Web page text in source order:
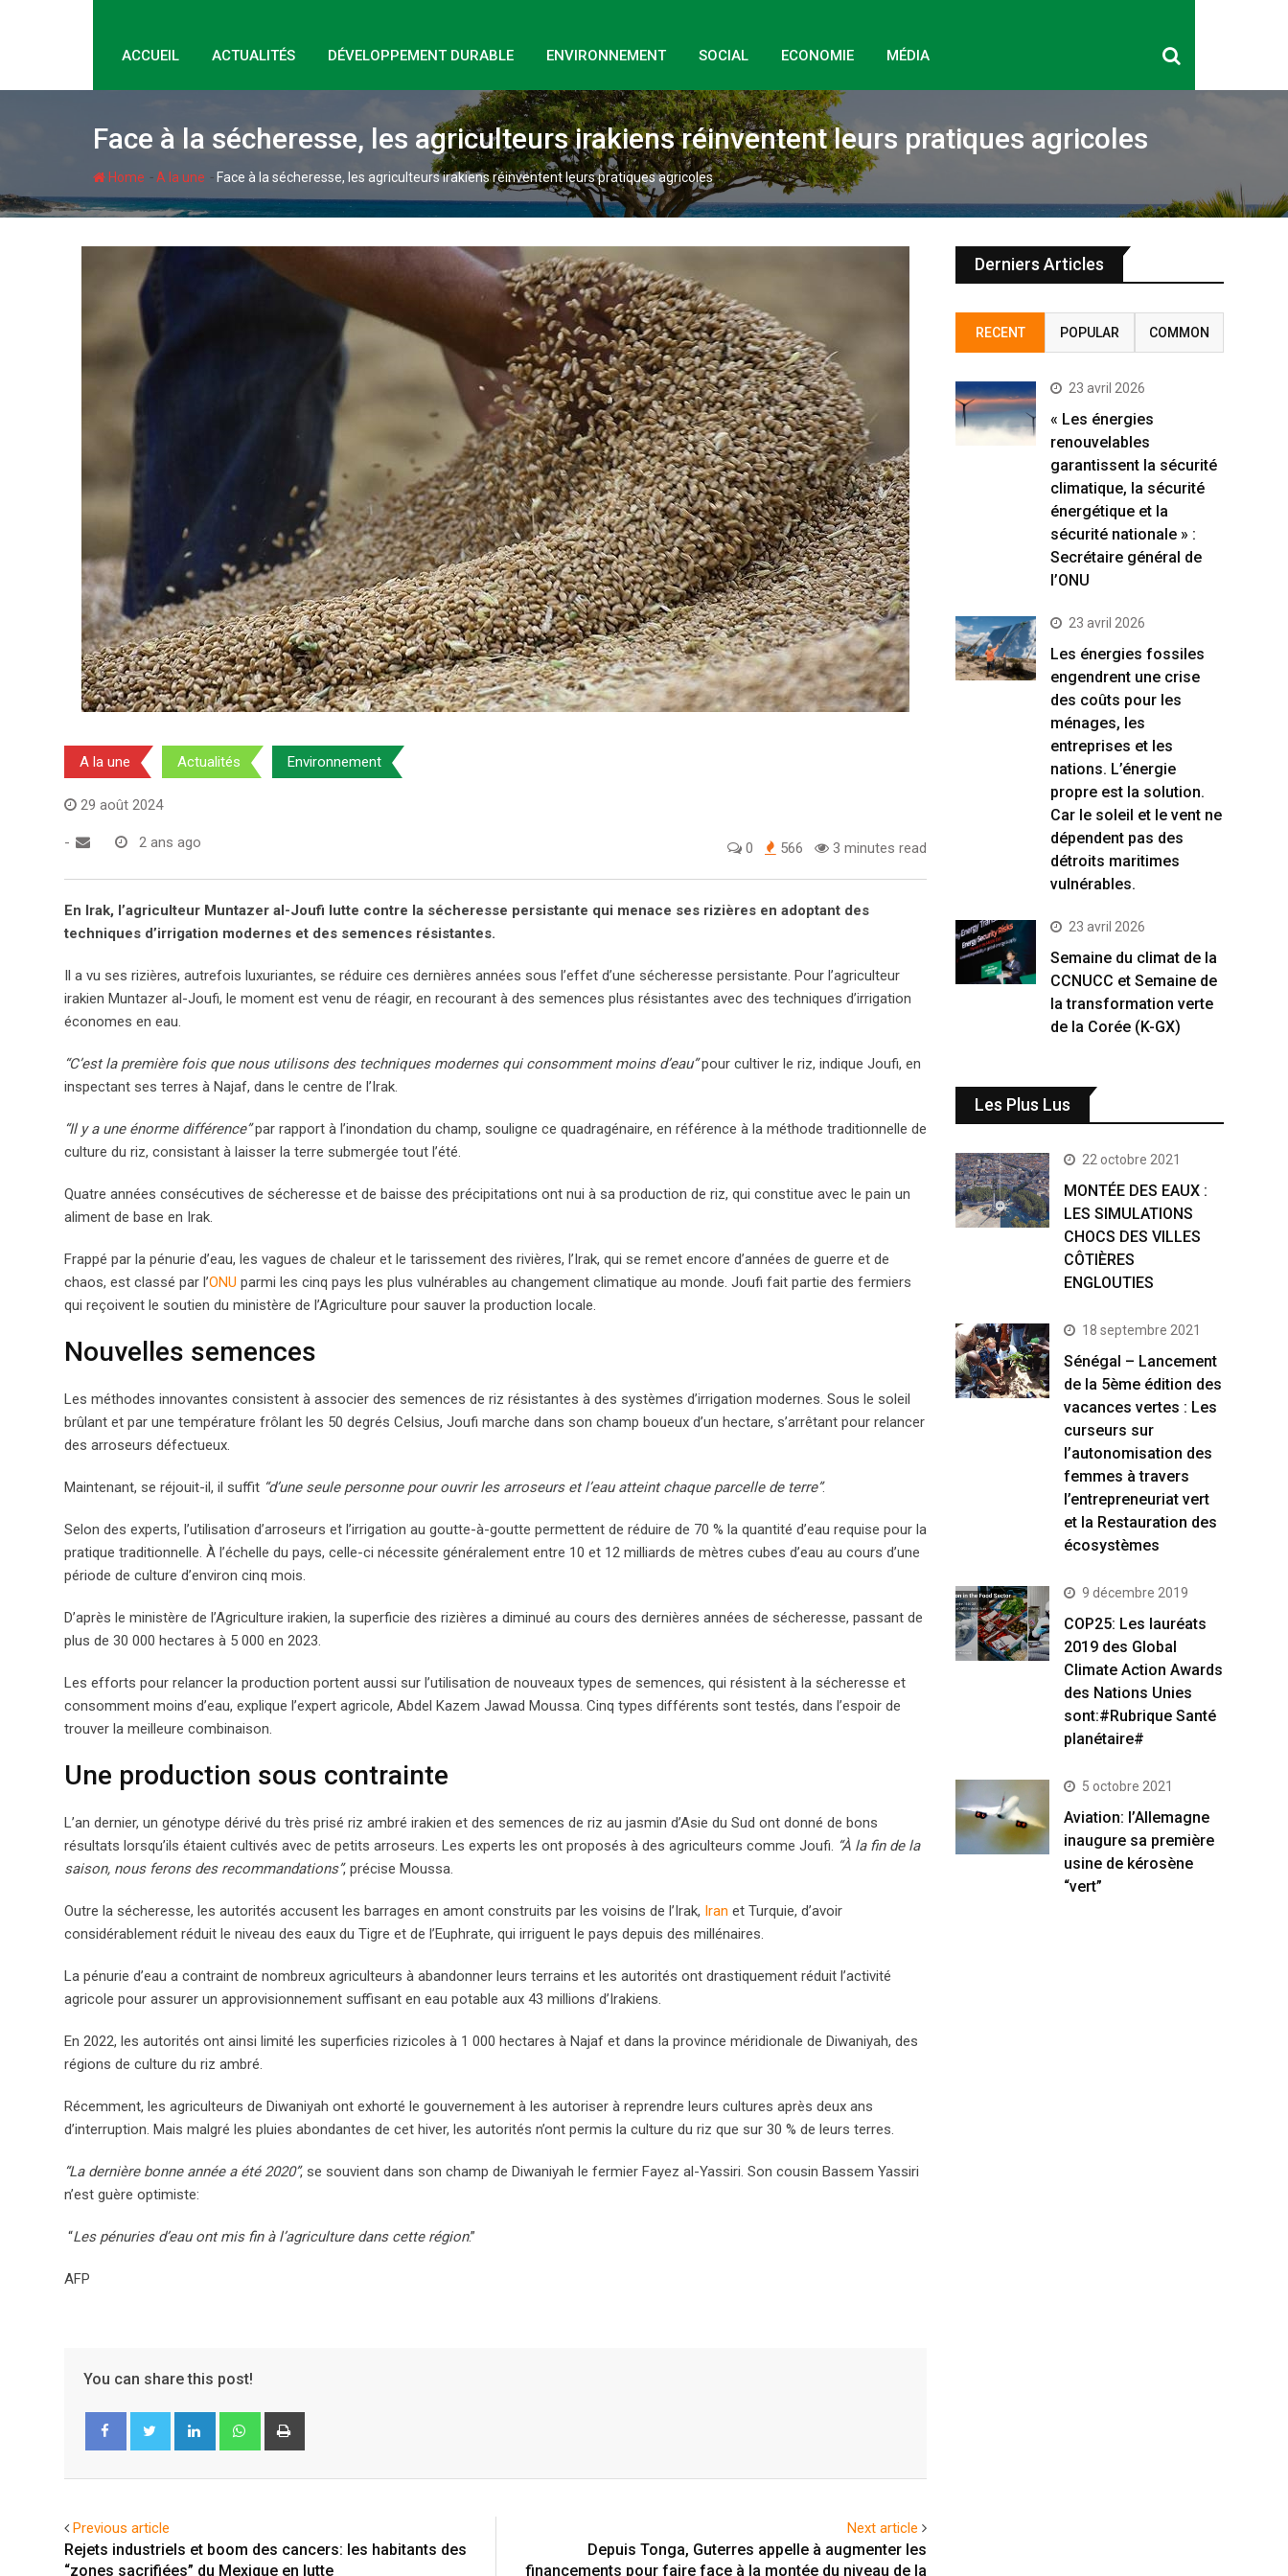
ACCUEIL ACTUALITÉS DÉVELOPPEMENT DURABLE ENVIRONNEMENT SOCIAL ECONOMIE MÉDIA
Face à la sécheresse, les agriculteurs irakiens réinventent leurs pratiques agricoles
Home -A la une - Face à la sécheresse, les agriculteurs irakiens réinventent leurs pratiques agricoles
A la une Actualités Environnement
29 août 2024
- 2 ans ago 0 566 3 minutes read
En Irak, l’agriculteur Muntazer al-Joufi lutte contre la sécheresse persistante qui menace ses rizières en adoptant des
techniques d’irrigation modernes et des semences résistantes.
Il a vu ses rizières, autrefois luxuriantes, se réduire ces dernières années sous l’effet d’une sécheresse persistante. Pour l’agriculteur
irakien Muntazer al-Joufi, le moment est venu de réagir, en recourant à des semences plus résistantes avec des techniques d’irrigation
économes en eau.
“C’est la première fois que nous utilisons des techniques modernes qui consomment moins d’eau”pour cultiver le riz, indique Joufi, en
inspectant ses terres à Najaf, dans le centre de l’Irak.
“Il y a une énorme différence”par rapport à l’inondation du champ, souligne ce quadragénaire, en référence à la méthode traditionnelle de
culture du riz, consistant à laisser la terre submergée tout l’été.
Quatre années consécutives de sécheresse et de baisse des précipitations ont nui à sa production de riz, qui constitue avec le pain un
aliment de base en Irak.
Frappé par la pénurie d’eau, les vagues de chaleur et le tarissement des rivières, l’Irak, qui se remet encore d’années de guerre et de
chaos, est classé par l’ONU parmi les cinq pays les plus vulnérables au changement climatique au monde. Joufi fait partie des fermiers
qui reçoivent le soutien du ministère de l’Agriculture pour sauver la production locale.
Nouvelles semences
Les méthodes innovantes consistent à associer des semences de riz résistantes à des systèmes d’irrigation modernes. Sous le soleil
brûlant et par une température frôlant les 50 degrés Celsius, Joufi marche dans son champ boueux d’un hectare, s’arrêtant pour relancer
des arroseurs défectueux.
Maintenant, se réjouit-il, il suffit “d’une seule personne pour ouvrir les arroseurs et l’eau atteint chaque parcelle de terre”.
Selon des experts, l’utilisation d’arroseurs et l’irrigation au goutte-à-goutte permettent de réduire de 70 % la quantité d’eau requise pour la
pratique traditionnelle. À l’échelle du pays, celle-ci nécessite généralement entre 10 et 12 milliards de mètres cubes d’eau au cours d’une
période de culture d’environ cinq mois.
D’après le ministère de l’Agriculture irakien, la superficie des rizières a diminué au cours des dernières années de sécheresse, passant de
plus de 30 000 hectares à 5 000 en 2023.
Les efforts pour relancer la production portent aussi sur l’utilisation de nouveaux types de semences, qui résistent à la sécheresse et
consomment moins d’eau, explique l’expert agricole, Abdel Kazem Jawad Moussa. Cinq types différents sont testés, dans l’espoir de
trouver la meilleure combinaison.
Une production sous contrainte
L’an dernier, un génotype dérivé du très prisé riz ambré irakien et des semences de riz au jasmin d’Asie du Sud ont donné de bons
résultats lorsqu’ils étaient cultivés avec de petits arroseurs. Les experts les ont proposés à des agriculteurs comme Joufi. “À la fin de la
saison, nous ferons des recommandations”, précise Moussa.
Outre la sécheresse, les autorités accusent les barrages en amont construits par les voisins de l’Irak, Iran et Turquie, d’avoir
considérablement réduit le niveau des eaux du Tigre et de l’Euphrate, qui irriguent le pays depuis des millénaires.
La pénurie d’eau a contraint de nombreux agriculteurs à abandonner leurs terrains et les autorités ont drastiquement réduit l’activité
agricole pour assurer un approvisionnement suffisant en eau potable aux 43 millions d’Irakiens.
En 2022, les autorités ont ainsi limité les superficies rizicoles à 1 000 hectares à Najaf et dans la province méridionale de Diwaniyah, des
régions de culture du riz ambré.
Récemment, les agriculteurs de Diwaniyah ont exhorté le gouvernement à les autoriser à reprendre leurs cultures après deux ans
d’interruption. Mais malgré les pluies abondantes de cet hiver, les autorités n’ont permis la culture du riz que sur 30 % de leurs terres.
“La dernière bonne année a été 2020”, se souvient dans son champ de Diwaniyah le fermier Fayez al-Yassiri. Son cousin Bassem Yassiri
n’est guère optimiste:
“Les pénuries d’eau ont mis fin à l’agriculture dans cette région.”
AFP
You can share this post!
LinkedIn Whatsapp
Previous article
Rejets industriels et boom des cancers: les habitants des
“zones sacrifiées” du Mexique en lutte
Next article
Depuis Tonga, Guterres appelle à augmenter les
financements pour faire face à la montée du niveau de la
Derniers Articles
RECENT POPULAR COMMON
23 avril 2026
« Les énergies
renouvelables
garantissent la sécurité
climatique, la sécurité
énergétique et la
sécurité nationale » :
Secrétaire général de
l’ONU
23 avril 2026
Les énergies fossiles
engendrent une crise
des coûts pour les
ménages, les
entreprises et les
nations. L’énergie
propre est la solution.
Car le soleil et le vent ne
dépendent pas des
détroits maritimes
vulnérables.
23 avril 2026
Semaine du climat de la
CCNUCC et Semaine de
la transformation verte
de la Corée (K-GX)
Les Plus Lus
22 octobre 2021
MONTÉE DES EAUX :
LES SIMULATIONS
CHOCS DES VILLES
CÔTIÈRES
ENGLOUTIES
18 septembre 2021
Sénégal – Lancement
de la 5ème édition des
vacances vertes : Les
curseurs sur
l’autonomisation des
femmes à travers
l’entrepreneuriat vert
et la Restauration des
écosystèmes
9 décembre 2019
COP25: Les lauréats
2019 des Global
Climate Action Awards
des Nations Unies
sont:#Rubrique Santé
planétaire#
5 octobre 2021
Aviation: l’Allemagne
inaugure sa première
usine de kérosène
“vert”